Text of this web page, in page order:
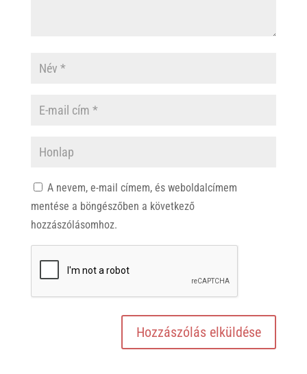
A nevem, e-mail címem, és weboldalcímem
mentése a böngészőben a következő
hozzászólásomhoz.